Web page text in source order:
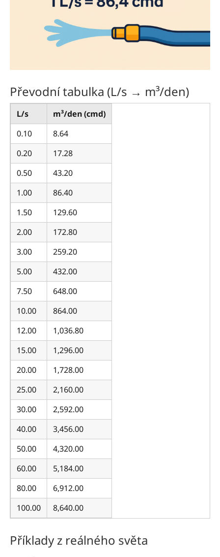
Převodní tabulka (L/s → m³/den)
L/s
m³/den (cmd)
0.10
8.64
0.20
17.28
0.50
43.20
1.00
86.40
1.50
129.60
2.00
172.80
3.00
259.20
5.00
432.00
7.50
648.00
10.00
864.00
12.00
1,036.80
15.00
1,296.00
20.00
1,728.00
25.00
2,160.00
30.00
2,592.00
40.00
3,456.00
50.00
4,320.00
60.00
5,184.00
80.00
6,912.00
100.00
8,640.00
Příklady z reálného světa